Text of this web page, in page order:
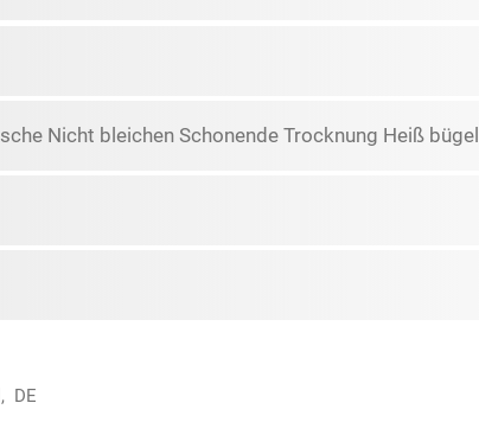
Nicht bleichen Schonende Trocknung Heiß
DE